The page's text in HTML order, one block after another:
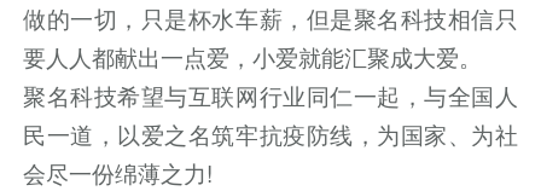
做的一切，只是杯水车薪，但是聚名科技相信只
要人人都献出一点爱，小爱就能汇聚成大爱。
聚名科技希望与互联网行业同仁一起，与全国人
民一道，以爱之名筑牢抗疫防线，为国家、为社
会尽一份绵薄之力!